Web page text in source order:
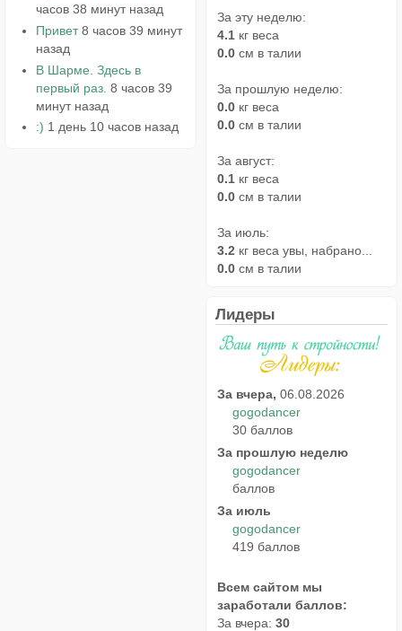
часов 38 минут назад
Привет 8 часов 39 минут
назад
В Шарме. Здесь в
первый раз. 8 часов 39
минут назад
:) 1 день 10 часов назад
За эту неделю:
4.1 кг веса
0.0 см в талии
За прошлую неделю:
0.0 кг веса
0.0 см в талии
За август:
0.1 кг веса
0.0 см в талии
За июль:
3.2 кг веса увы, набрано...
0.0 см в талии
Лидеры
За вчера, 06.08.2026
gogodancer
30 баллов
За прошлую неделю
gogodancer
баллов
За июль
gogodancer
419 баллов
Всем сайтом мы
заработали баллов:
За вчера: 30